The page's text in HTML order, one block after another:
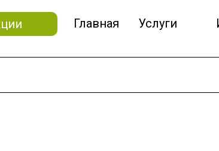
Главная Услуги